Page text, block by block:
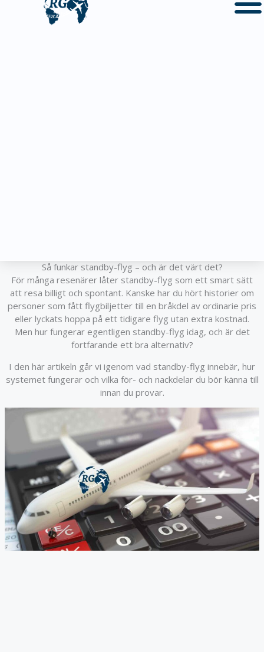
Så funkar standby-flyg – och är det värt det?
För många resenärer låter standby-flyg som ett smart sätt
att resa billigt och spontant. Kanske har du hört historier om
personer som fått flygbiljetter till en bråkdel av ordinarie pris
eller lyckats hoppa på ett tidigare flyg utan extra kostnad.
Men hur fungerar egentligen standby-flyg idag, och är det
fortfarande ett bra alternativ?
I den här artikeln går vi igenom vad standby-flyg innebär, hur
systemet fungerar och vilka för- och nackdelar du bör känna till
innan du provar.